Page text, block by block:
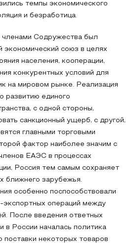
темпы экономического
и безработица.
членами Содружества был
экономический союз в целях
населения, кооперации,
конкурентных условий для
на мировом рынке. Реализация
развитию единого
с одной стороны,
санкционный ущерб, с другой,
главными торговыми
фактор наиболее значим с
ЕАЭС в процессах
Россия тем самым сохраняет
ближнего зарубежья.
особенно поспособствовали
экспортных операций между
После введения ответных
в России началась политика
некоторых товаров